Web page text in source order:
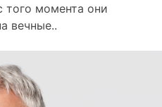
того момента они
вечные..